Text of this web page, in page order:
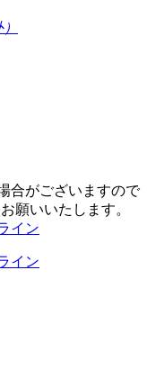
合がございますので
願いいたします。